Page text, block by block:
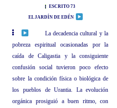
ESCRITO 73
EL JARDÍN DE EDÉN
La decadencia cultural y la
pobreza espiritual ocasionadas por la
caída de Caligastia y la consiguiente
confusión social tuvieron poco efecto
sobre la condición física o biológica de
los pueblos de Urantia. La evolución
orgánica prosiguió a buen ritmo, con